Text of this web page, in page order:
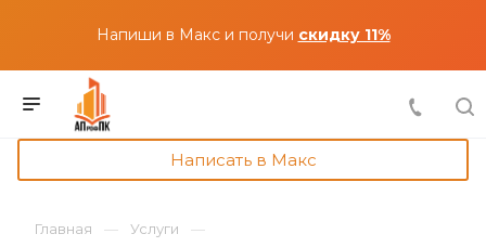
Напиши в Макс и получи скидку 11%
Написать в Макс
Главная
Услуги